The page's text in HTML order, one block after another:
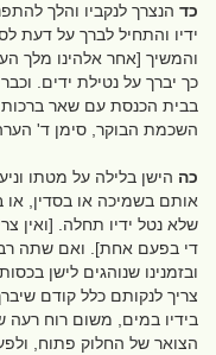
כד הנצרך לנקביו והלך
ידיו והתחיל לברך על דעת
והמשיך [אחר אלהינו מלך
כך יברך על נטילת ידים.
בבית הכנסת עם שאר ברכות
השכמת הבוקר, סימן ד'
כה הישן בלילה על מטתו
אותם בשמיכה או בסדין, או
שלא נטל ידיו תחלה. [ואין
די בפעם אחת]. ואם שתה
ובזמנינו שנוהגים לישן
צריך לנקותם כלל קודם
בידיו במים, משום רוח רעה
הצואר של החלוק פתוח,